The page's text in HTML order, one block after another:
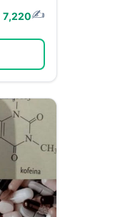
✍️
7,220